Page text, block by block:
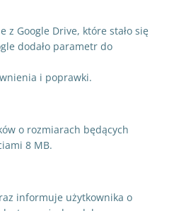
Google Drive, które stało się
dodało parametr do
i poprawki.
o rozmiarach będących
8 MB.
informuje użytkownika o